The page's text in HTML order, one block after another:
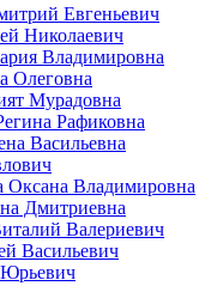
Евгеньевич
Николаевич
Владимировна
Олеговна
Мурадовна
Рафиковна
Васильевна
Владимировна
Дмитриевна
Валериевич
Васильевич